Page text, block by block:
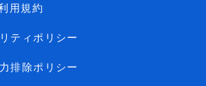
用規約
ティポリシー
排除ポリシー